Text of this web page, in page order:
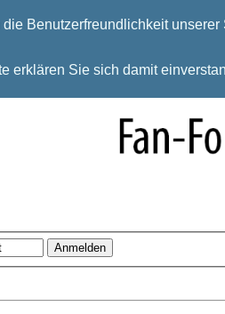
Benutzerfreundlichkeit
erklären Sie sich damit